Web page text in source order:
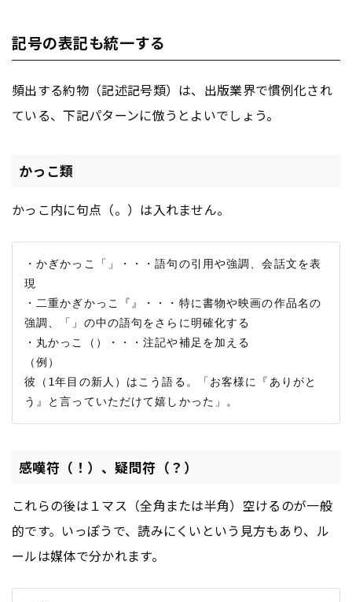
記号の表記も統一する
頻出する約物（記述記号類）は、出版業界で慣例化され
ている、下記パターンに倣うとよいでしょう。
かっこ類
かっこ内に句点（。）は入れません。
・かぎかっこ「」・・・語句の引用や強調、会話文を表
現
・二重かぎかっこ『』・・・特に書物や映画の作品名の
強調、「」の中の語句をさらに明確化する
・丸かっこ（）・・・注記や補足を加える
（例）
彼（1年目の新人）はこう語る。「お客様に『ありがと
感嘆符（！）、疑問符（？）
これらの後は１マス（全角または半角）空けるのが一般
的です。いっぽうで、読みにくいという見方もあり、ル
ールは媒体で分かれます。